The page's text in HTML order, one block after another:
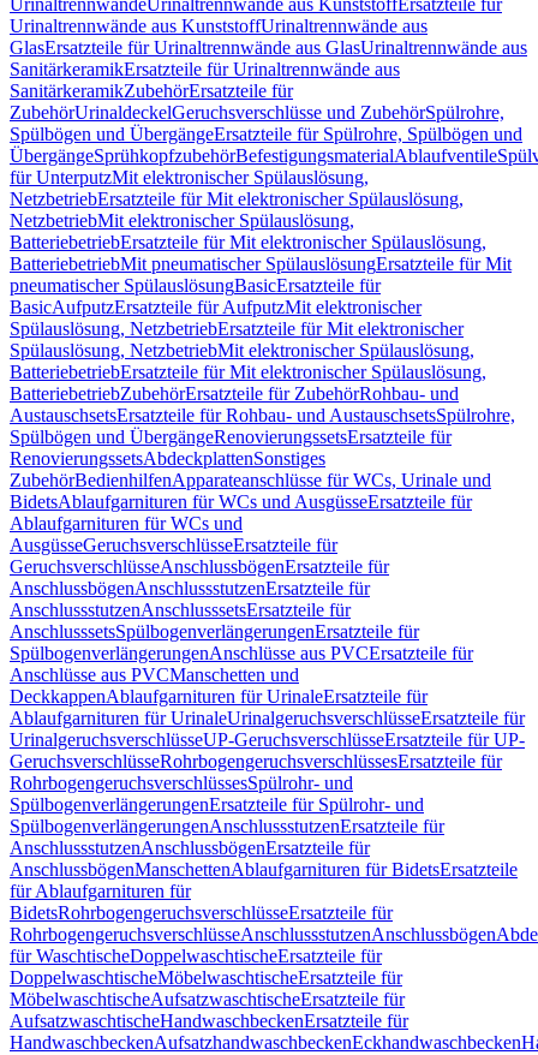
UrinaltrennwändeUrinaltrennwände aus KunststoffErsatzteile für
Urinaltrennwände aus KunststoffUrinaltrennwände aus
GlasErsatzteile für Urinaltrennwände aus GlasUrinaltrennwände aus
SanitärkeramikErsatzteile für Urinaltrennwände aus
SanitärkeramikZubehörErsatzteile für
ZubehörUrinaldeckelGeruchsverschlüsse und ZubehörSpülrohre,
Spülbögen und ÜbergängeErsatzteile für Spülrohre, Spülbögen und
ÜbergängeSprühkopfzubehörBefestigungsmaterialAblaufventile
für UnterputzMit elektronischer Spülauslösung,
NetzbetriebErsatzteile für Mit elektronischer Spülauslösung,
NetzbetriebMit elektronischer Spülauslösung,
BatteriebetriebErsatzteile für Mit elektronischer Spülauslösung,
BatteriebetriebMit pneumatischer SpülauslösungErsatzteile für Mit
pneumatischer SpülauslösungBasicErsatzteile für
BasicAufputzErsatzteile für AufputzMit elektronischer
Spülauslösung, NetzbetriebErsatzteile für Mit elektronischer
Spülauslösung, NetzbetriebMit elektronischer Spülauslösung,
BatteriebetriebErsatzteile für Mit elektronischer Spülauslösung,
BatteriebetriebZubehörErsatzteile für ZubehörRohbau- und
AustauschsetsErsatzteile für Rohbau- und AustauschsetsSpülrohre,
Spülbögen und ÜbergängeRenovierungssetsErsatzteile für
RenovierungssetsAbdeckplattenSonstiges
ZubehörBedienhilfenApparateanschlüsse für WCs, Urinale und
BidetsAblaufgarnituren für WCs und AusgüsseErsatzteile für
Ablaufgarnituren für WCs und
AusgüsseGeruchsverschlüsseErsatzteile für
GeruchsverschlüsseAnschlussbögenErsatzteile für
AnschlussbögenAnschlussstutzenErsatzteile für
AnschlussstutzenAnschlusssetsErsatzteile für
AnschlusssetsSpülbogenverlängerungenErsatzteile für
SpülbogenverlängerungenAnschlüsse aus PVCErsatzteile für
Anschlüsse aus PVCManschetten und
DeckkappenAblaufgarnituren für UrinaleErsatzteile für
Ablaufgarnituren für UrinaleUrinalgeruchsverschlüsseErsatzteile für
UrinalgeruchsverschlüsseUP-GeruchsverschlüsseErsatzteile für UP-
GeruchsverschlüsseRohrbogengeruchsverschlüssesErsatzteile für
RohrbogengeruchsverschlüssesSpülrohr- und
SpülbogenverlängerungenErsatzteile für Spülrohr- und
SpülbogenverlängerungenAnschlussstutzenErsatzteile für
AnschlussstutzenAnschlussbögenErsatzteile für
AnschlussbögenManschettenAblaufgarnituren für BidetsErsatzteile
für Ablaufgarnituren für
BidetsRohrbogengeruchsverschlüsseErsatzteile für
RohrbogengeruchsverschlüsseAnschlussstutzenAnschlussbögen
für WaschtischeDoppelwaschtischeErsatzteile für
DoppelwaschtischeMöbelwaschtischeErsatzteile für
MöbelwaschtischeAufsatzwaschtischeErsatzteile für
AufsatzwaschtischeHandwaschbeckenErsatzteile für
HandwaschbeckenAufsatzhandwaschbeckenEckhandwaschbecken